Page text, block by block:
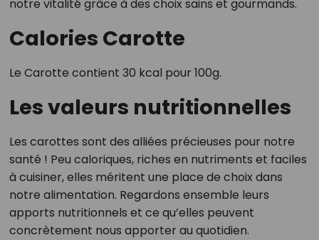
notre vitalité grâce à des choix sains et gourmands.
Calories Carotte
Le Carotte contient 30 kcal pour 100g.
Les valeurs nutritionnelles
Les carottes sont des alliées précieuses pour notre
santé ! Peu caloriques, riches en nutriments et faciles
à cuisiner, elles méritent une place de choix dans
notre alimentation. Regardons ensemble leurs
apports nutritionnels et ce qu’elles peuvent
concrètement nous apporter au quotidien.